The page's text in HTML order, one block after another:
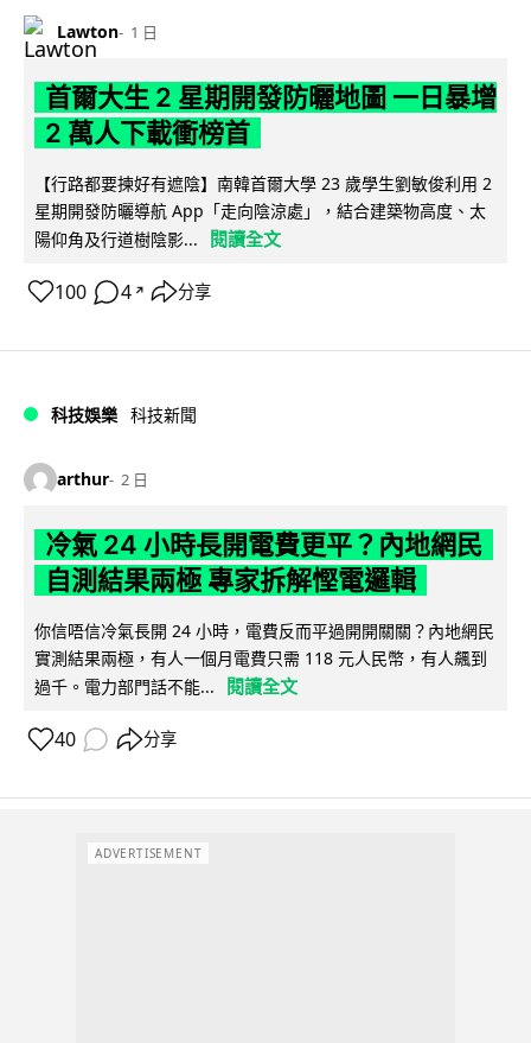
Lawton 1 日
首爾大生 2 星期開發防曬地圖 一日暴增
2 萬人下載衝榜首
【行路都要揀好有遮陰】南韓首爾大學 23 歲學生劉敏俊利用 2
星期開發防曬導航 App「走向陰涼處」，結合建築物高度、太
陽仰角及行道樹陰影...
閱讀全文
100 4 ↗ 分享
科技娛樂 科技新聞
arthur 2 日
冷氣 24 小時長開電費更平？內地網民
自測結果兩極 專家拆解慳電邏輯
你信唔信冷氣長開 24 小時，電費反而平過開開關關？內地網民
實測結果兩極，有人一個月電費只需 118 元人民幣，有人飆到
過千。電力部門話不能...
閱讀全文
40 分享
ADVERTISEMENT